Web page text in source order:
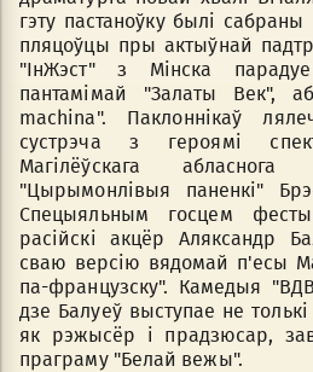
гэту пастаноўку былі
пляцоўцы пры актыўнай
"ІнЖэст" з Мінска
пантамімай "Залаты Век",
machina". Паклоннікаў
сустрэча з героямі
Магілёўскага
"Цырымонлівыя паненкі"
Спецыяльным госцем
расійскі акцёр Аляксандр
сваю версію вядомай п'есы
па-французску". Камедыя
дзе Балуеў выступае не
як рэжысёр і прадзюсар,
праграму "Белай вежы".